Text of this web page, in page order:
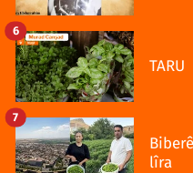
TARU
6
lîra
7